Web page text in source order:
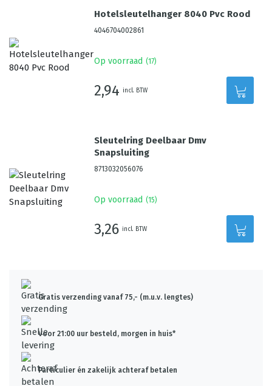
Hotelsleutelhanger 8040 Pvc Rood
4046704002861
Op voorraad (17)
2,94 incl. BTW
Sleutelring Deelbaar Dmv
Snapsluiting
8713032056076
Op voorraad (15)
3,26 incl. BTW
Gratis verzending vanaf 75,- (m.u.v. lengtes)
Voor 21:00 uur besteld, morgen in huis*
Particulier én zakelijk achteraf betalen